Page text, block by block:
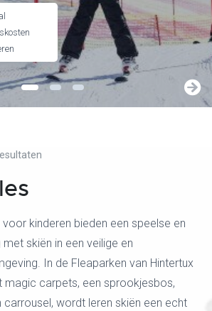
kinderen bieden een speelse en
skiën in een veilige en
In de Fleaparken van Hintertux
magic carpets, een sprookjesbos,
carrousel, wordt leren skiën een echt